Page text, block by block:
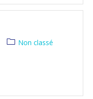
Non classé